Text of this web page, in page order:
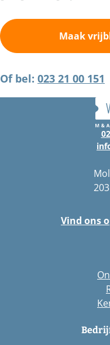
Maak
Of bel: 023 21 00 151
Vind ons